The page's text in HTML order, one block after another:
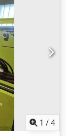
mm
90 százalék
185 mm
egy 8
ollós
műszaki
ügyfél
valamint
adunk.
1 /4